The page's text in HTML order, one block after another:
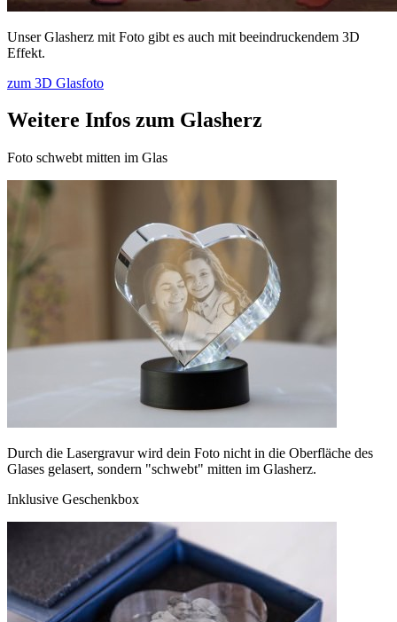
Unser Glasherz mit Foto gibt es auch mit beeindruckendem 3D
Effekt.
zum 3D Glasfoto
Weitere Infos zum Glasherz
Foto schwebt mitten im Glas
Durch die Lasergravur wird dein Foto nicht in die Oberfläche des
Glases gelasert, sondern "schwebt" mitten im Glasherz.
Inklusive Geschenkbox